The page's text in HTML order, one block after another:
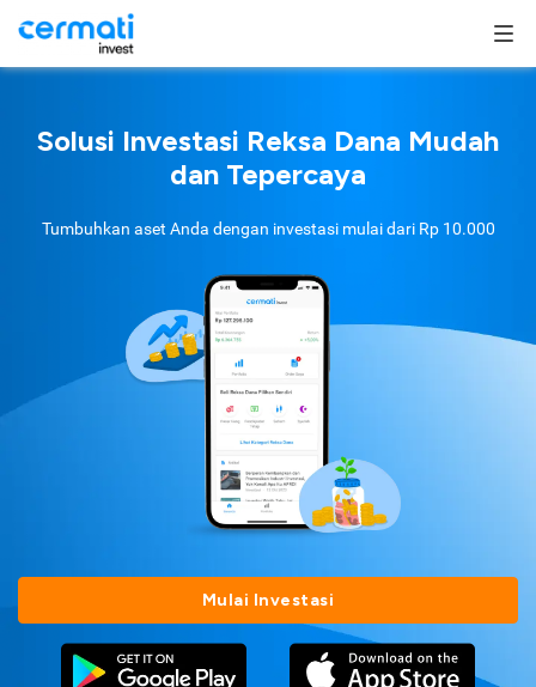
Solusi Investasi Reksa Dana Mudah
dan Tepercaya
Tumbuhkan aset Anda dengan investasi mulai dari Rp 10.000
Mulai Investasi